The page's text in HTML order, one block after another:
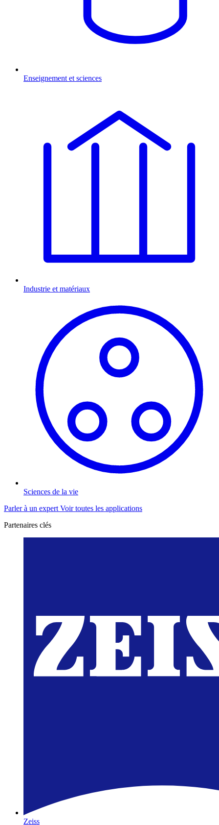
Enseignement et sciences
Industrie et matériaux
Sciences de la vie
Parler à un expert Voir toutes les applications
Partenaires clés
Zeiss